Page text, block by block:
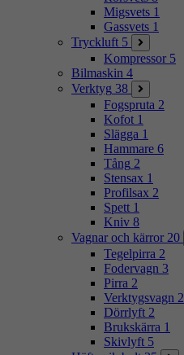
Migsvets 1
Gassvets 1
Tryckluft 5
Kompressor 5
Bilmaskin 4
Verktyg 38
Fogspruta 2
Kofot 1
Slägga 1
Hammare 6
Tång 2
Stensax 1
Profilsax 2
Spett 1
Kniv 8
Vagnar och kärror 20
Tegelpirra 2
Fodervagn 3
Pirra 2
Verktygsvagn 2
Dörrlyft 2
Brukskärra 1
Skivlyft 5